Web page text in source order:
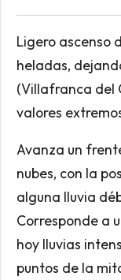
Ligero ascenso
heladas,
(Villafranca del
valores
Avanza un
nubes, con la
alguna lluvia
Corresponde a
hoy lluvias
puntos de la